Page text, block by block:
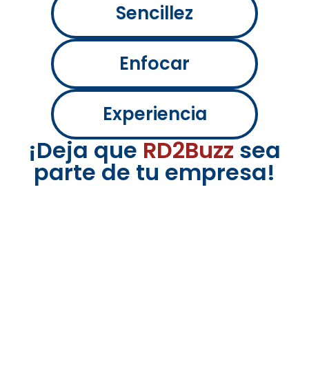
Sencillez
Enfocar
Experiencia
¡Deja queRD2Buzzsea
parte de tu empresa!